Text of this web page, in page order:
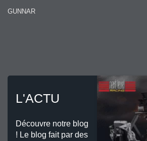
GUNNAR
L'ACTU
Découvre notre blog
! Le blog fait par des